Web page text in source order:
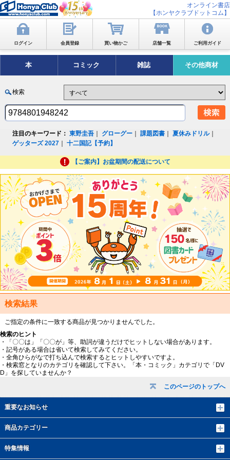
オンライン書店
【ホンヤクラブドットコム】
ログイン 会員登録 買い物かご 店舗一覧 ご利用ガイド
本 コミック 雑誌 その他商材
検索
注目のキーワード： 東野圭吾 グローグー ｜課題図書 ｜夏休みドリル｜
ゲッターズ 2027 ｜十二国記【予約】
【ご案内】お盆期間の配送について
このページのトップへ
重要なお知らせ
商品カテゴリー
特集情報
検索結果
ご指定の条件に一致する商品が見つかりませんでした。
検索のヒント
・「〇〇は」「〇〇が」等、助詞が違うだけでヒットしない場合があります。
・記号がある場合は省いて検索してみてください。
・全角ひらがなで打ち込んで検索するとヒットしやすいですよ。
・検索窓となりのカテゴリを確認して下さい。「本・コミック」カテゴリで「DV
D」を探していませんか？